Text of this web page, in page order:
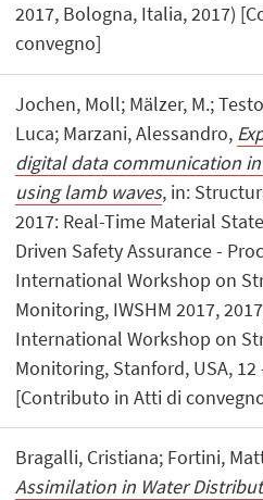
2017, Bologna, Italia, 2017)
convegno]
Jochen, Moll; Mälzer, M.;
Luca; Marzani, Alessandro,
digital data communication
using lamb waves, in:
2017: Real-Time Material
Driven Safety Assurance -
International Workshop on
Monitoring, IWSHM 2017,
International Workshop on
Monitoring, Stanford, USA,
[Contributo in Atti di
Bragalli, Cristiana; Fortini,
Assimilation in Water